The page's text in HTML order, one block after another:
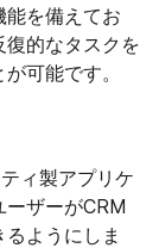
能を備えてお
復的なタスクを
可能です。
ィ製アプリケ
ザーがCRM
ようにしま